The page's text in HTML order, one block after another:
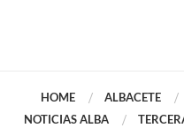
HOME ALBACETE
NOTICIAS ALBA